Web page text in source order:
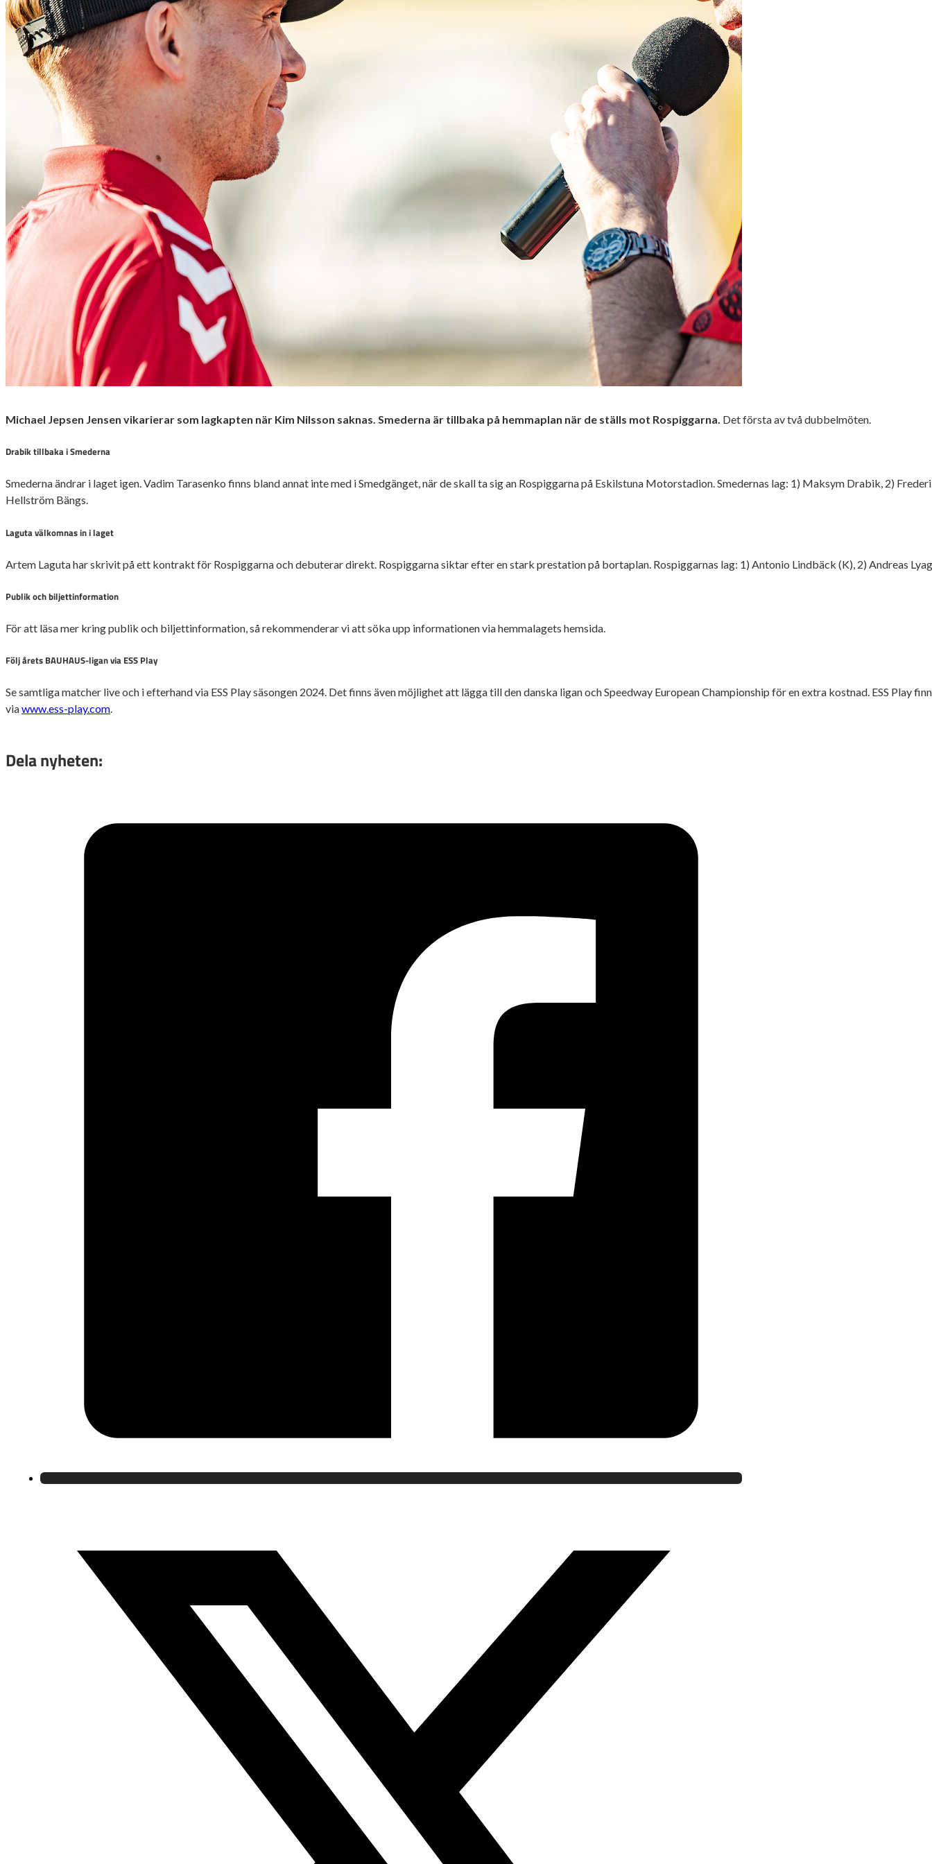
Michael Jepsen Jensen vikarierar som lagkapten när Kim Nilsson saknas. Smederna är tillbaka på hemmaplan när de ställs mot Rospiggarna. Det första av två dubbelmöten.
Drabik tillbaka i Smederna
Smederna ändrar i laget igen. Vadim Tarasenko finns bland annat inte med i Smedgänget, när de skall ta sig an Rospiggarna på Eskilstuna Motorstadion. Smedernas lag: 1) Maksym Drabik, 2)
Hellström Bängs.
Laguta välkomnas in i laget
Artem Laguta har skrivit på ett kontrakt för Rospiggarna och debuterar direkt. Rospiggarna siktar efter en stark prestation på bortaplan. Rospiggarnas lag: 1) Antonio Lindbäck (K), 2) Andreas
Publik och biljettinformation
För att läsa mer kring publik och biljettinformation, så rekommenderar vi att söka upp informationen via hemmalagets hemsida.
Följ årets BAUHAUS-ligan via ESS Play
Se samtliga matcher live och i efterhand via ESS Play säsongen 2024. Det finns även möjlighet att lägga till den danska ligan och Speedway European Championship för en extra kostnad. ESS
viawww.ess-play.com.
Dela nyheten: